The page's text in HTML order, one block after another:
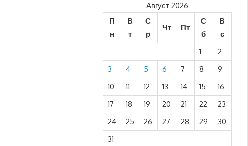
Август 2026
П
н
В
т
С
р
Чт Пт
С
б
В
с
1
2
3
4 5 6 7 8
9
10
11 12 13 14 15
16
17
18 19 20 21 22
23
24
25 26 27 28 29
30
31